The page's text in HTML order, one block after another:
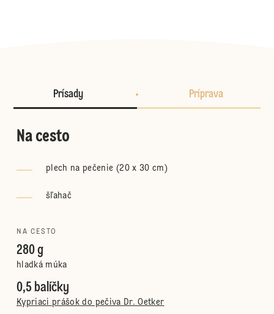
Prísady Príprava
Na cesto
plech na pečenie (20 x 30 cm)
šľahač
NA CESTO
280 g
hladká múka
0,5 balíčky
Kypriaci prášok do pečiva Dr. Oetker